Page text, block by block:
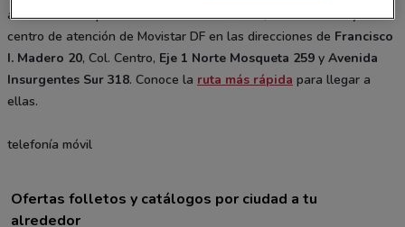
asesoramiento personalizado en las oficinas, distribuidores y el
centro de atención de Movistar DF en las direcciones de Francisco
I. Madero 20, Col. Centro, Eje 1 Norte Mosqueta 259 y Avenida
Insurgentes Sur 318. Conoce la ruta más rápida para llegar a
ellas.
telefonía móvil
Ofertas folletos y catálogos por ciudad a tu
alrededor